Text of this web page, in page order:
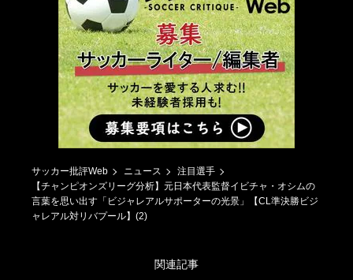
サッカー批評Web ニュース
注目選手
【チャンピオンズリーグ分析】元日本代表監督イビチャ・オシムの
言葉を思い出す「ビジャレアルサポーターの光景」【CL準決勝ビジ
ャレアル対リバプール】(2)
関連記事